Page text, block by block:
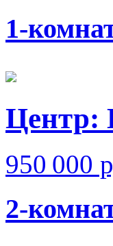
1-
Центр:
950 000
2-